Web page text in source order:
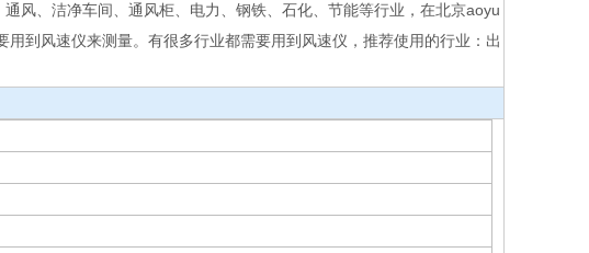
风、洁净车间、通风柜、电力、钢铁、石化、节能等行业，在北京aoyu
到风速仪来测量。有很多行业都需要用到风速仪，推荐使用的行业：出